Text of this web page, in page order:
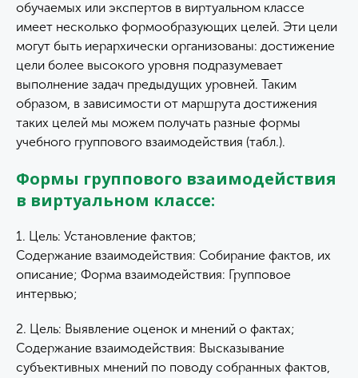
обучаемых или экспертов в виртуальном классе
имеет несколько формообразующих целей. Эти цели
могут быть иерархически организованы: достижение
цели более высокого уровня подразумевает
выполнение задач предыдущих уровней. Таким
образом, в зависимости от маршрута достижения
таких целей мы можем получать разные формы
учебного группового взаимодействия (табл.).
Формы группового взаимодействия
в виртуальном классе:
1. Цель: Установление фактов;
Содержание взаимодействия: Собирание фактов, их
описание; Форма взаимодействия: Групповое
интервью;
2. Цель: Выявление оценок и мнений о фактах;
Содержание взаимодействия: Высказывание
субъективных мнений по поводу собранных фактов,